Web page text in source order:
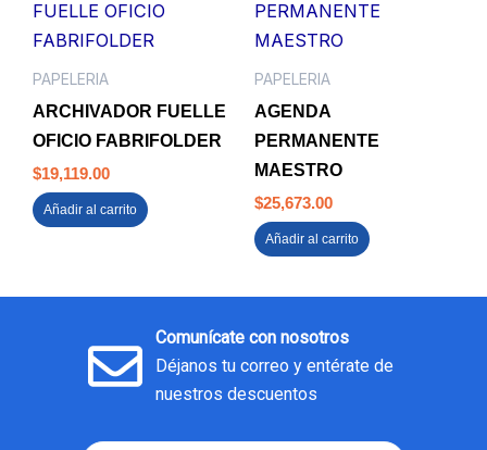
PAPELERIA
ARCHIVADOR FUELLE
OFICIO FABRIFOLDER
$19,119.00
Añadir al carrito
PAPELERIA
AGENDA
PERMANENTE
MAESTRO
$25,673.00
Añadir al carrito
Comunícate con nosotros
Déjanos tu correo y entérate de
nuestros descuentos